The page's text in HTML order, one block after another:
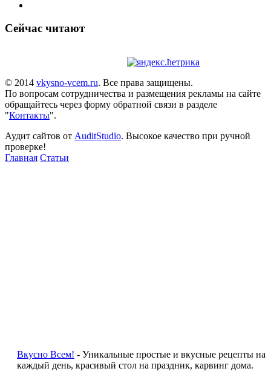
Сейчас читают
© 2014 vkysno-vcem.ru. Все права защищены.
По вопросам сотрудничества и размещения рекламы на сайте
обращайтесь через форму обратной связи в разделе
"Контакты".
Аудит сайтов от AuditStudio. Высокое качество при ручной
проверке!
Главная Статьи
Вкусно Всем! - Уникальные простые и вкусные рецепты на
каждый день, красивый стол на праздник, карвинг дома.